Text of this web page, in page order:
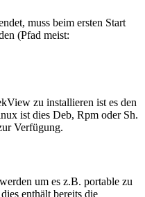
muss beim ersten Start
(Pfad meist:
zu installieren ist es den
ist dies Deb, Rpm oder Sh.
Verfügung.
um es z.B. portable zu
enthält bereits die